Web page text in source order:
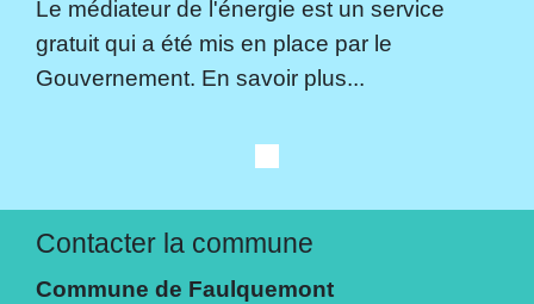
Le médiateur de l'énergie est un service
gratuit qui a été mis en place par le
Gouvernement. En savoir plus...
Contacter la commune
Commune de Faulquemont